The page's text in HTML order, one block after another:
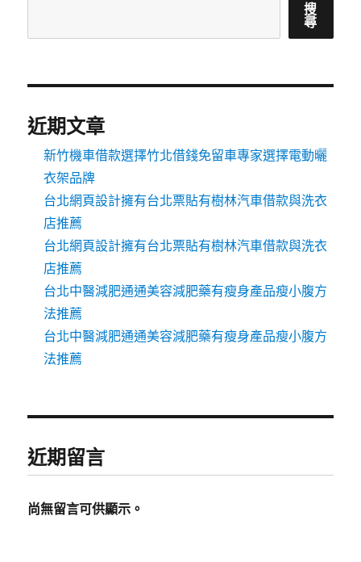
搜
尋
近期文章
新竹機車借款選擇竹北借錢免留車專家選擇電動曬
衣架品牌
台北網頁設計擁有台北票貼有樹林汽車借款與洗衣
店推薦
台北網頁設計擁有台北票貼有樹林汽車借款與洗衣
店推薦
台北中醫減肥通通美容減肥藥有瘦身產品瘦小腹方
法推薦
台北中醫減肥通通美容減肥藥有瘦身產品瘦小腹方
法推薦
近期留言
尚無留言可供顯示。